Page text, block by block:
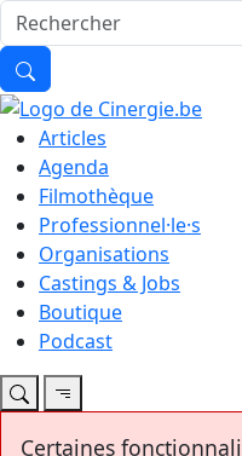
Articles
Agenda
Filmothèque
Professionnel·le·s
Organisations
Castings & Jobs
Boutique
Podcast
Certaines